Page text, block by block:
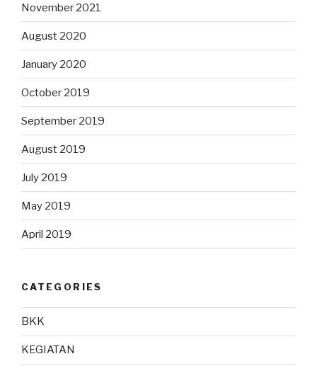
November 2021
August 2020
January 2020
October 2019
September 2019
August 2019
July 2019
May 2019
April 2019
CATEGORIES
BKK
KEGIATAN